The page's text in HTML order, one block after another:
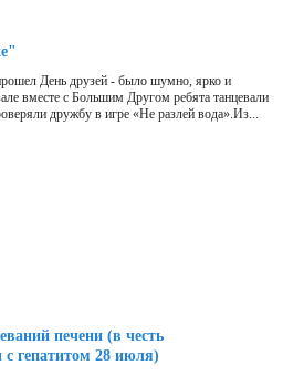
День друзей - было шумно, ярко и
вместе с Большим Другом ребята танцевали
дружбу в игре «Не разлей вода».Из...
печени (в честь
гепатитом 28 июля)